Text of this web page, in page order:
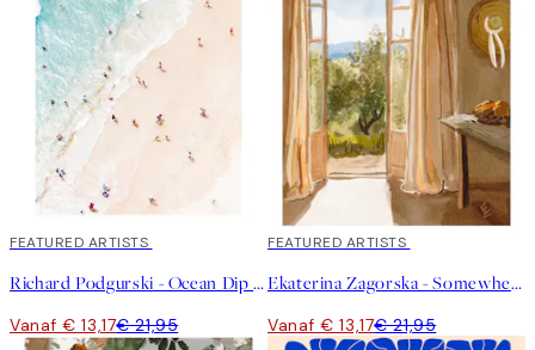
40%*
FEATURED ARTISTS
Richard Podgurski - Ocean Dip Poster
Vanaf € 13,17€ 21,95
40%*
FEATURED ARTISTS
Ekaterina Zagorska - Somewhere I Want to Be Poster
Vanaf € 13,17€ 21,95